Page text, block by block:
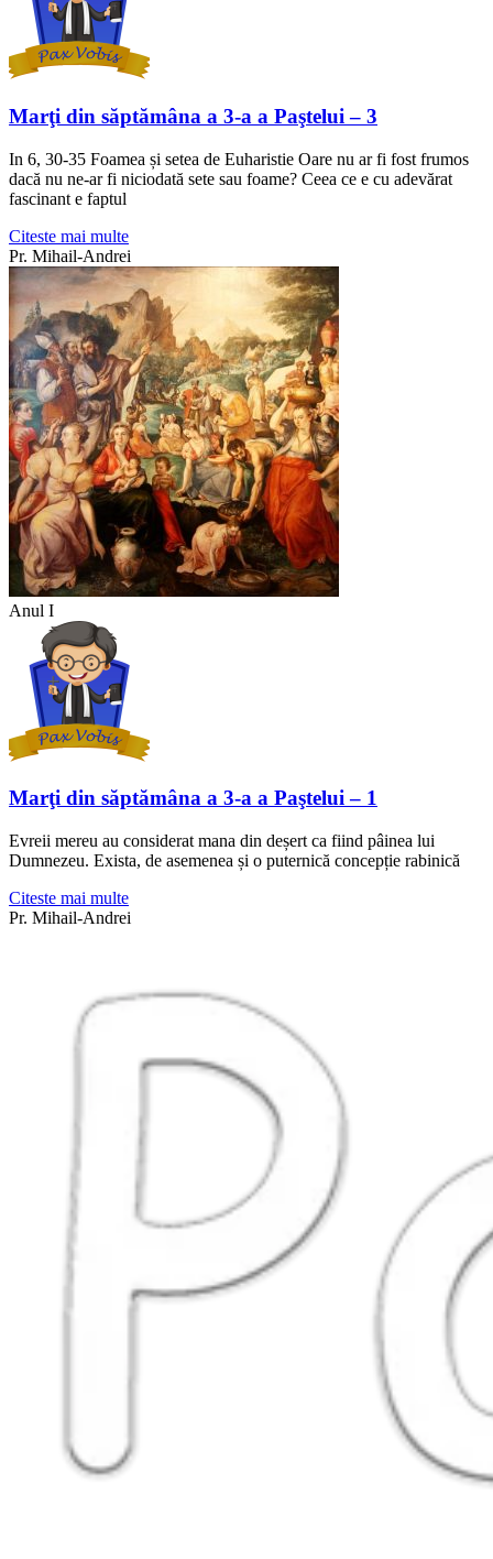
Marţi din săptămâna a 3-a a Paştelui – 3
In 6, 30-35 Foamea și setea de Euharistie Oare nu ar fi fost frumos
dacă nu ne-ar fi niciodată sete sau foame? Ceea ce e cu adevărat
fascinant e faptul
Citeste mai multe
Pr. Mihail-Andrei
Anul I
Marţi din săptămâna a 3-a a Paştelui – 1
Evreii mereu au considerat mana din deșert ca fiind pâinea lui
Dumnezeu. Exista, de asemenea și o puternică concepție rabinică
Citeste mai multe
Pr. Mihail-Andrei